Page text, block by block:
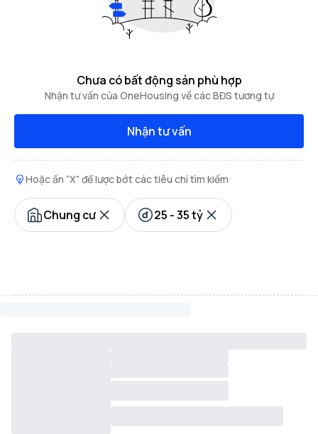
Chưa có bất động sản phù hợp
Nhận tư vấn của OneHousing về các BĐS tương tự
Nhận tư vấn
Hoặc ấn “X” để lược bớt các tiêu chí tìm kiếm
Chung cư 25 - 35 tỷ